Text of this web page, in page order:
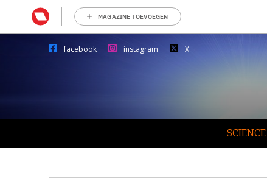
MAGAZINE TOEVOEGEN
facebook instagram X
SCIENCE